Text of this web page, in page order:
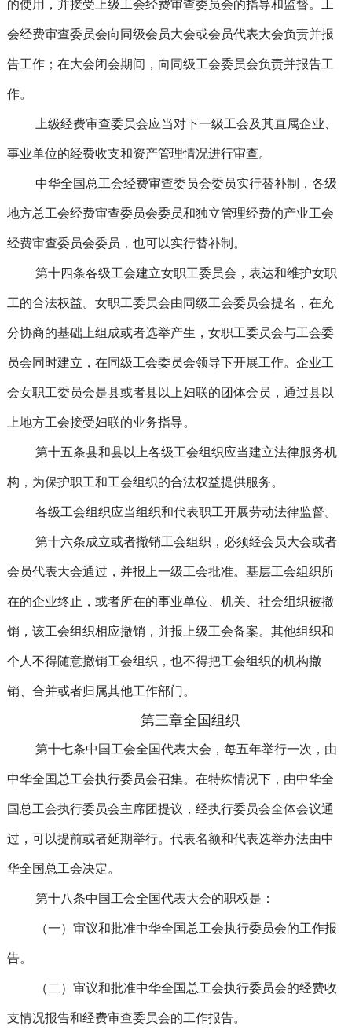
的使用，并接受上级工会经费审查委员会的指导和监督。工
会经费审查委员会向同级会员大会或会员代表大会负责并报
告工作；在大会闭会期间，向同级工会委员会负责并报告工
作。
上级经费审查委员会应当对下一级工会及其直属企业、
事业单位的经费收支和资产管理情况进行审查。
中华全国总工会经费审查委员会委员实行替补制，各级
地方总工会经费审查委员会委员和独立管理经费的产业工会
经费审查委员会委员，也可以实行替补制。
第十四条各级工会建立女职工委员会，表达和维护女职
工的合法权益。女职工委员会由同级工会委员会提名，在充
分协商的基础上组成或者选举产生，女职工委员会与工会委
员会同时建立，在同级工会委员会领导下开展工作。企业工
会女职工委员会是县或者县以上妇联的团体会员，通过县以
上地方工会接受妇联的业务指导。
第十五条县和县以上各级工会组织应当建立法律服务机
构，为保护职工和工会组织的合法权益提供服务。
各级工会组织应当组织和代表职工开展劳动法律监督。
第十六条成立或者撤销工会组织，必须经会员大会或者
会员代表大会通过，并报上一级工会批准。基层工会组织所
在的企业终止，或者所在的事业单位、机关、社会组织被撤
销，该工会组织相应撤销，并报上级工会备案。其他组织和
个人不得随意撤销工会组织，也不得把工会组织的机构撤
销、合并或者归属其他工作部门。
第三章全国组织
第十七条中国工会全国代表大会，每五年举行一次，由
中华全国总工会执行委员会召集。在特殊情况下，由中华全
国总工会执行委员会主席团提议，经执行委员会全体会议通
过，可以提前或者延期举行。代表名额和代表选举办法由中
华全国总工会决定。
第十八条中国工会全国代表大会的职权是：
（一）审议和批准中华全国总工会执行委员会的工作报
告。
（二）审议和批准中华全国总工会执行委员会的经费收
支情况报告和经费审查委员会的工作报告。